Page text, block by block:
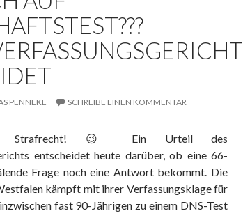
PENNEKE SCHREIBE EINEN KOMMENTAR
Strafrecht! 😉 Ein Urteil des
entscheidet heute darüber, ob eine 66-
Frage noch eine Antwort bekommt. Die
kämpft mit ihrer Verfassungsklage für
fast 90-Jährigen zu einem ‪‎DNS‬-Test